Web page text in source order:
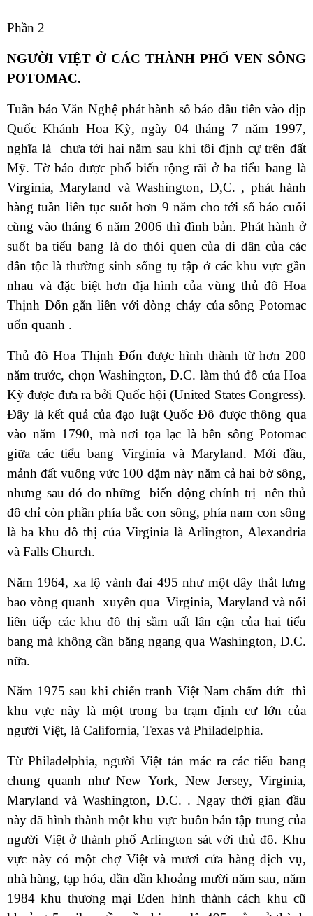
Phần 2
NGƯỜI VIỆT Ở CÁC THÀNH PHỐ VEN SÔNG
POTOMAC.
Tuần báo Văn Nghệ phát hành số báo đầu tiên vào dịp
Quốc Khánh Hoa Kỳ, ngày 04 tháng 7 năm 1997,
nghĩa là chưa tới hai năm sau khi tôi định cự trên đất
Mỹ. Tờ báo được phổ biến rộng rãi ở ba tiểu bang là
Virginia, Maryland và Washington, D,C. , phát hành
hàng tuần liên tục suốt hơn 9 năm cho tới số báo cuối
cùng vào tháng 6 năm 2006 thì đình bản. Phát hành ở
suốt ba tiểu bang là do thói quen của di dân của các
dân tộc là thường sinh sống tụ tập ở các khu vực gần
nhau và đặc biệt hơn địa hình của vùng thủ đô Hoa
Thịnh Đốn gắn liền với dòng chảy của sông Potomac
uốn quanh .
Thủ đô Hoa Thịnh Đốn được hình thành từ hơn 200
năm trước, chọn Washington, D.C. làm thủ đô của Hoa
Kỳ được đưa ra bởi Quốc hội (United States Congress).
Đây là kết quả của đạo luật Quốc Đô được thông qua
vào năm 1790, mà nơi tọa lạc là bên sông Potomac
giữa các tiểu bang Virginia và Maryland. Mới đầu,
mảnh đất vuông vức 100 dặm này năm cả hai bờ sông,
nhưng sau đó do những biến động chính trị nên thủ
đô chỉ còn phần phía bắc con sông, phía nam con sông
là ba khu đô thị của Virginia là Arlington, Alexandria
và Falls Church.
Năm 1964, xa lộ vành đai 495 như một dây thắt lưng
bao vòng quanh xuyên qua Virginia, Maryland và nối
liên tiếp các khu đô thị sầm uất lân cận của hai tiểu
bang mà không cần băng ngang qua Washington, D.C.
nữa.
Năm 1975 sau khi chiến tranh Việt Nam chấm dứt thì
khu vực này là một trong ba trạm định cư lớn của
người Việt, là California, Texas và Philadelphia.
Từ Philadelphia, người Việt tản mác ra các tiểu bang
chung quanh như New York, New Jersey, Virginia,
Maryland và Washington, D.C. . Ngay thời gian đầu
này đã hình thành một khu vực buôn bán tập trung của
người Việt ở thành phố Arlington sát với thủ đô. Khu
vực này có một chợ Việt và mươi cửa hàng dịch vụ,
nhà hàng, tạp hóa, dần dần khoảng mười năm sau, năm
1984 khu thương mại Eden hình thành cách khu cũ